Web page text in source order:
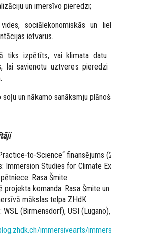
un imersīvo pieredzi;
sociālekonomiskās un liela
ietvarus.
tiks izpētīts, vai klimata datu
lai savienotu uztveres pieredzi un
un nākamo sanāksmju plānošana.
to-Science“ finansējums (2025–2028)
Immersion Studies for Climate Experience
Rasa Šmite
projekta komanda: Rasa Šmite un Micah
mākslas telpa ZHdK
WSL (Birmensdorf), USI (Lugano), ZHAW/
immersivearts/immersion-